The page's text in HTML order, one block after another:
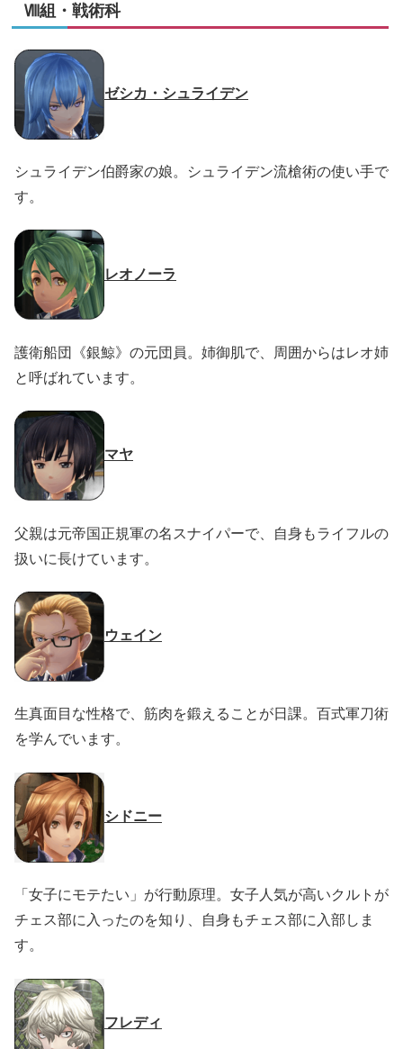
Ⅷ組・戦術科
ゼシカ・シュライデン
シュライデン伯爵家の娘。シュライデン流槍術の使い手で
す。
レオノーラ
護衛船団《銀鯨》の元団員。姉御肌で、周囲からはレオ姉
と呼ばれています。
マヤ
父親は元帝国正規軍の名スナイパーで、自身もライフルの
扱いに長けています。
ウェイン
生真面目な性格で、筋肉を鍛えることが日課。百式軍刀術
を学んでいます。
シドニー
「女子にモテたい」が行動原理。女子人気が高いクルトが
チェス部に入ったのを知り、自身もチェス部に入部しま
す。
フレディ